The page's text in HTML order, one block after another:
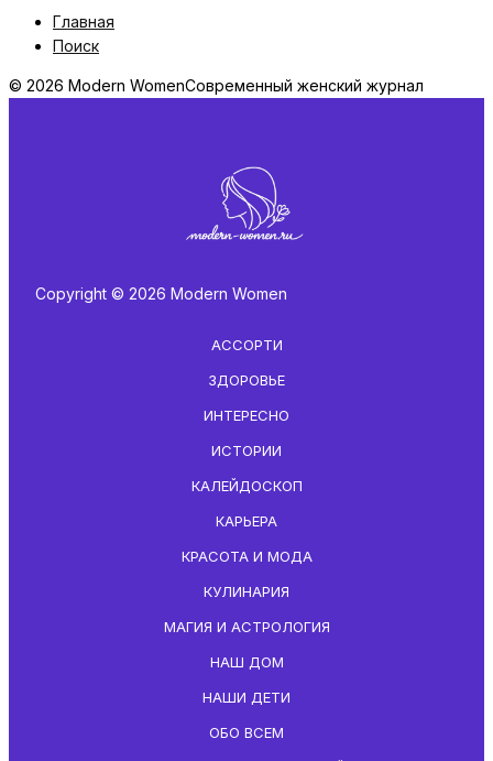
Главная
Поиск
© 2026 Modern WomenСовременный женский журнал
Copyright © 2026 Modern Women
АССОРТИ
ЗДОРОВЬЕ
ИНТЕРЕСНО
ИСТОРИИ
КАЛЕЙДОСКОП
КАРЬЕРА
КРАСОТА И МОДА
КУЛИНАРИЯ
МАГИЯ И АСТРОЛОГИЯ
НАШ ДОМ
НАШИ ДЕТИ
ОБО ВСЕМ